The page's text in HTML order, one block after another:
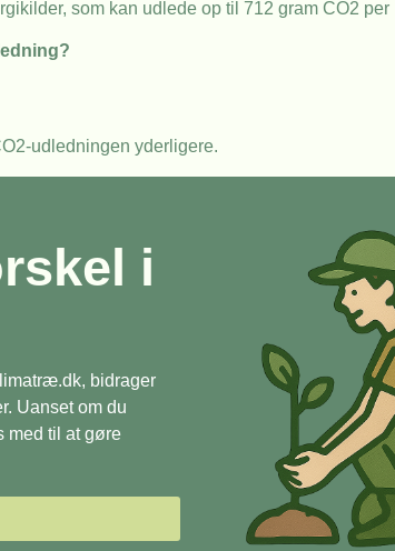
som kan udlede op til 712 gram CO2 per
udledningen yderligere.
i
bidrager
Uanset om du
med til at gøre